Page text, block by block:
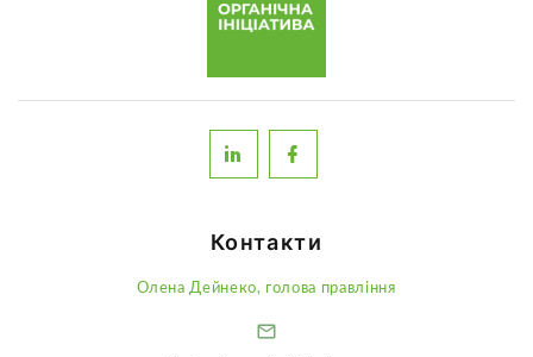
Контакти
Олена Дейнеко, голова правління